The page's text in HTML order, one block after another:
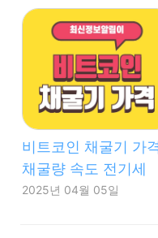
비트코인 채굴기 가
채굴량 속도 전기세
2025년 04월 05일